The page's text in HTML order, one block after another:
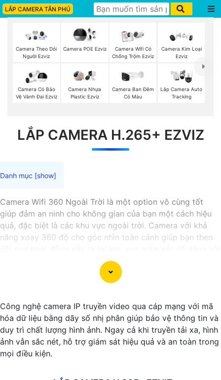
LẮP CAMERA TÂN PHÚ
Camera Theo Dỏi
Người Ezviz
Camera POE Ezviz
Camera Wifi Có
Chống Trộm Ezviz
Camera Kim Loại
Ezviz
Camera Có Bảo
Vệ Vành Đai Ezviz
Camera Nhựa
Plastic Ezviz
Camera Ban Đêm
Có Màu
Lắp Camera Auto
Tracking
LẮP CAMERA H.265+ EZVIZ
Camera Wifi 360 Ngoài Trời là một option vô cùng tốt
giúp đảm an ninh cho không gian của bạn một cách hiệu
quả, đặc biệt là các khu vực ngoài trời. Camera với khả
năng xoay 360 độ cho góc nhìn toàn cảnh giúp bạn theo
các chi tiết trong khung hình sẽ được thể hiện rõ ràng.
Camera được thiết kế chắc chắn, chống nước và chống
thời tiết. ️Với camera wifi 360 ngoài trời, bạn có thể yên
tâm mà không cần lo lắng về việc bị xâm nhập hoặc mất
trội tài sản.
Công nghệ camera IP truyền video qua cáp mạng với mã
hóa dữ liệu bằng dãy số nhị phân giúp bảo vệ thông tin và
duy trì chất lượng hình ảnh. Ngay cả khi truyền tải xa, hình
ảnh vẫn sắc nét, hỗ trợ giám sát hiệu quả và an toàn trong
mọi điều kiện.